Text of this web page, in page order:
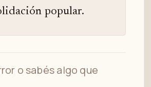
popular.
o sabés algo que